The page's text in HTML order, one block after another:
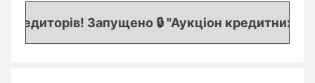
Запущено 🔒 "Аукціон кредитних